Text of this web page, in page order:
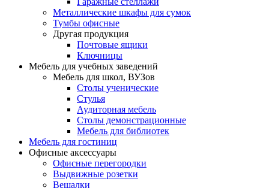
Металлические шкафы для сумок
Тумбы офисные
Другая продукция
Почтовые ящики
Ключницы
Мебель для учебных заведений
Мебель для школ, ВУЗов
Столы ученические
Стулья
Аудиторная мебель
Столы демонстрационные
Мебель для библиотек
Мебель для гостиниц
Офисные аксессуары
Офисные перегородки
Выдвижные розетки
Вешалки